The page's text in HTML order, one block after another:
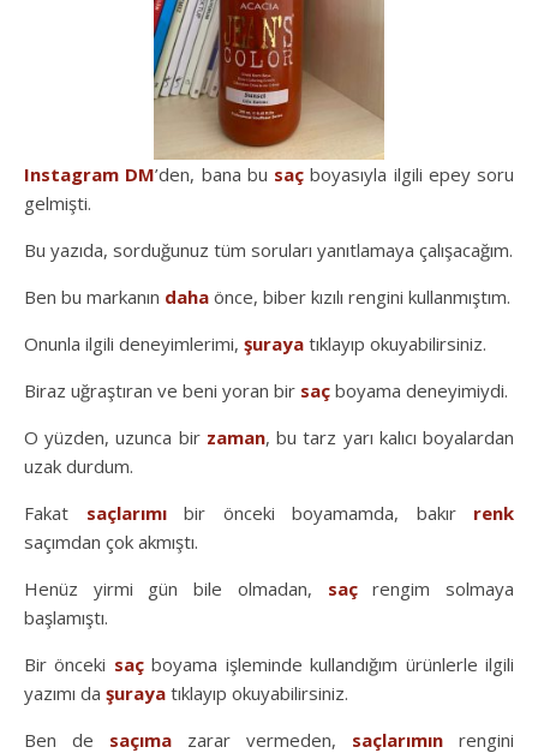
Instagram DM’den, bana bu saç boyasıyla ilgili epey soru
gelmişti.
Bu yazıda, sorduğunuz tüm soruları yanıtlamaya çalışacağım.
Ben bu markanın daha önce, biber kızılı rengini kullanmıştım.
Onunla ilgili deneyimlerimi, şuraya tıklayıp okuyabilirsiniz.
Biraz uğraştıran ve beni yoran bir saç boyama deneyimiydi.
O yüzden, uzunca bir zaman, bu tarz yarı kalıcı boyalardan
uzak durdum.
Fakat saçlarımıbir önceki boyamamda, bakır renk
saçımdan çok akmıştı.
Henüz yirmi gün bile olmadan, saçrengim solmaya
başlamıştı.
Bir önceki saçboyama işleminde kullandığım ürünlerle ilgili
yazımı da şuraya tıklayıp okuyabilirsiniz.
Ben de saçıma zarar vermeden, saçlarımın rengini